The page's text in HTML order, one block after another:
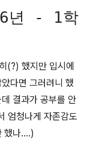
년 - 1학
(?) 했지만 입시에
다면 그러려니 했
결과가 공부를 안
엄청나게 자존감도
했나....)